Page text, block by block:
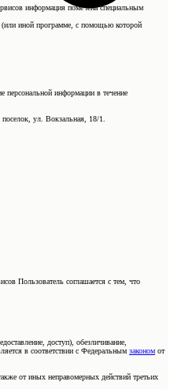
информация помечена специальным
(или иной программе, с помощью которой
персональной информации в течение
ул. Вокзальная, 18/1.
Пользователь соглашается с тем, что
доступ), обезличивание,
в соответствии с Федеральным законом от
от иных неправомерных действий третьих